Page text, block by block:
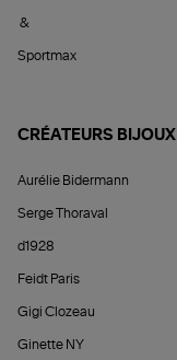
&
Sportmax
CRÉATEURS BIJOUX
Aurélie Bidermann
Serge Thoraval
d1928
Feidt Paris
Gigi Clozeau
Ginette NY